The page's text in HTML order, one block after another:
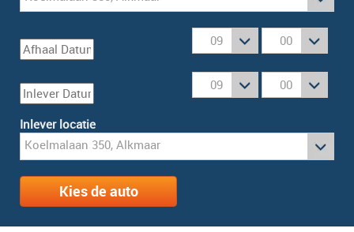
Inlever locatie
Kies de auto